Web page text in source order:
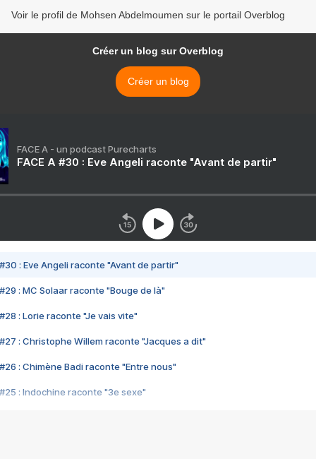
Voir le profil de Mohsen Abdelmoumen sur le portail Overblog
Créer un blog sur Overblog
Créer un blog
FACE A - un podcast Purecharts
FACE A #30 : Eve Angeli raconte "Avant de partir"
#30 : Eve Angeli raconte "Avant de partir"
#29 : MC Solaar raconte "Bouge de là"
#28 : Lorie raconte "Je vais vite"
#27 : Christophe Willem raconte "Jacques a dit"
#26 : Chimène Badi raconte "Entre nous"
#25 : Indochine raconte "3e sexe"